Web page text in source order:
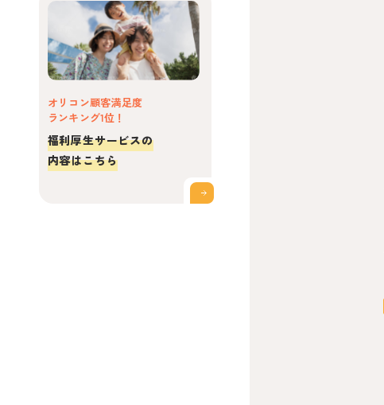
オリコン顧客満足度
ランキング1位！
福利厚生サービスの
内容はこちら